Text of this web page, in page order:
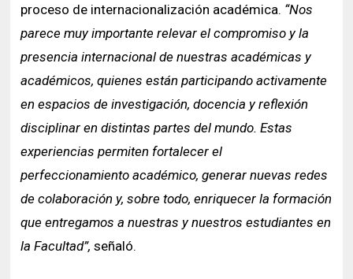
proceso de internacionalización académica. “Nos
parece muy importante relevar el compromiso y la
presencia internacional de nuestras académicas y
académicos, quienes están participando activamente
en espacios de investigación, docencia y reflexión
disciplinar en distintas partes del mundo. Estas
experiencias permiten fortalecer el
perfeccionamiento académico, generar nuevas redes
de colaboración y, sobre todo, enriquecer la formación
que entregamos a nuestras y nuestros estudiantes en
la Facultad”, señaló.